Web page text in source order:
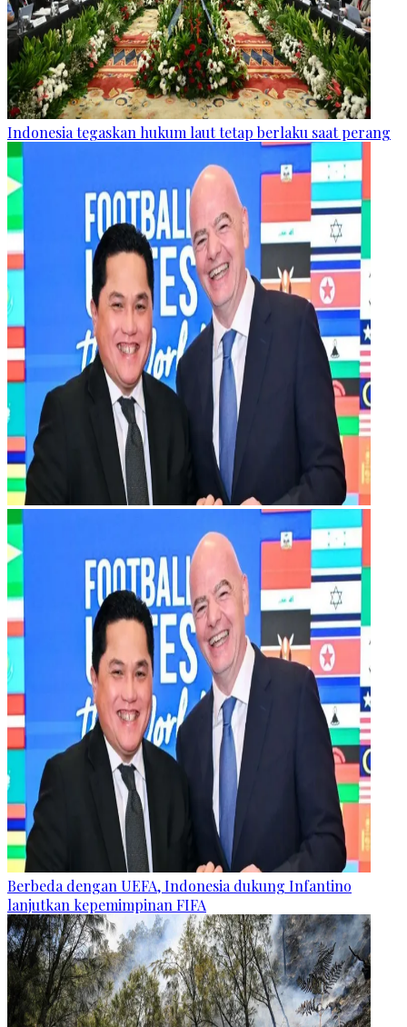
Indonesia tegaskan hukum laut tetap berlaku saat perang
Berbeda dengan UEFA, Indonesia dukung Infantino
lanjutkan kepemimpinan FIFA